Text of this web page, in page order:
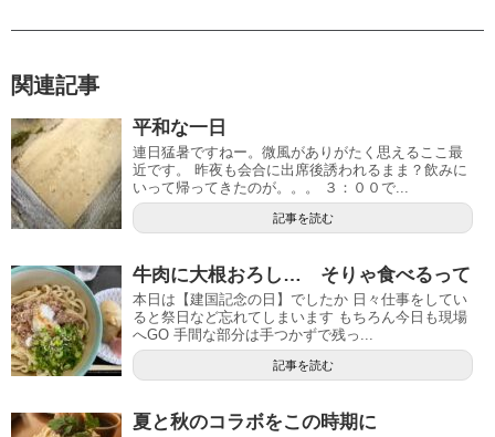
関連記事
平和な一日
連日猛暑ですねー。微風がありがたく思えるここ最
近です。 昨夜も会合に出席後誘われるまま？飲みに
いって帰ってきたのが。。。 ３：００で...
記事を読む
牛肉に大根おろし… そりゃ食べるって
本日は【建国記念の日】でしたか 日々仕事をしてい
ると祭日など忘れてしまいます もちろん今日も現場
へGO 手間な部分は手つかずで残っ...
記事を読む
夏と秋のコラボをこの時期に